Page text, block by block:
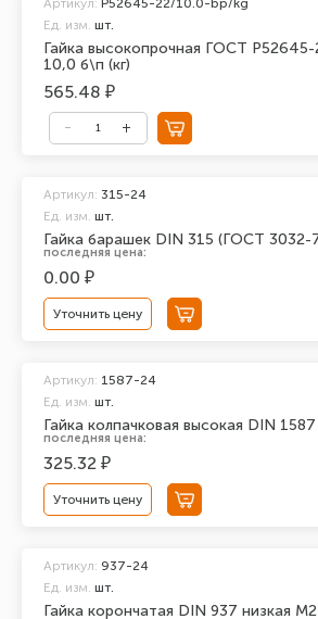
Гайка высокопрочная ГОСТ
10,0 б\п (кг)
Артикул: Р52645-22/10.0-bp/kg
Ед. изм. шт.
565.48 ₽
Гайка барашек DIN 315 (ГОСТ
Артикул: 315-24
Ед. изм. шт.
последняя цена:
0.00 ₽
Уточнить цену
Гайка колпачковая высокая DIN
Артикул: 1587-24
Ед. изм. шт.
последняя цена:
325.32 ₽
Уточнить цену
Гайка корончатая DIN 937 низкая
Артикул: 937-24
Ед. изм. шт.